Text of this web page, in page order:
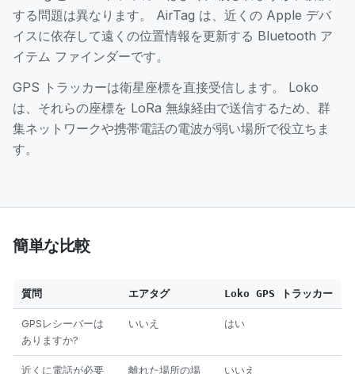
する問題は異なります。 AirTag は、近くの Apple デバ
イスに依存して遠くの位置情報を更新する Bluetooth ア
イテム ファインダーです。
GPS トラッカーは衛星座標を直接受信します。 Loko
は、それらの座標を LoRa 無線経由で送信するため、群
集ネットワークや携帯電話の電波が弱い場所で役立ちま
す。
簡単な比較
質問 エアタグ Loko GPS トラッカー
GPSレシーバーは
ありますか?
いいえ はい
近くに電話が必要
離れた場所の場
いいえ